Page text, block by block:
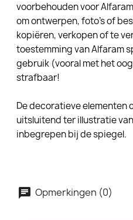
voorbehouden voor
om ontwerpen, foto's of
kopiëren, verkopen of te
toestemming van Alfaram
gebruik (vooral met het
strafbaar!
De decoratieve elementen
uitsluitend ter illustratie
inbegrepen bij de spiegel.
Opmerkingen (0)